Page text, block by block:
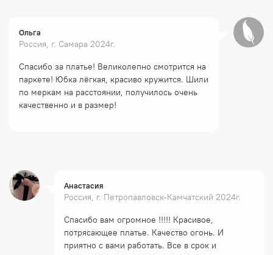
Ольга
Россия, г. Самара 2024г.
Спасибо за платье! Великолепно смотрится на
паркете! Юбка лёгкая, красиво кружится. Шили
по меркам на расстоянии, получилось очень
качественно и в размер!
Анастасия
Россия, г. Петропавловск-Камчатский 2024г.
Спасибо вам огромное !!!!! Красивое,
потрясающее платье. Качество огонь. И
приятно с вами работать. Все в срок и